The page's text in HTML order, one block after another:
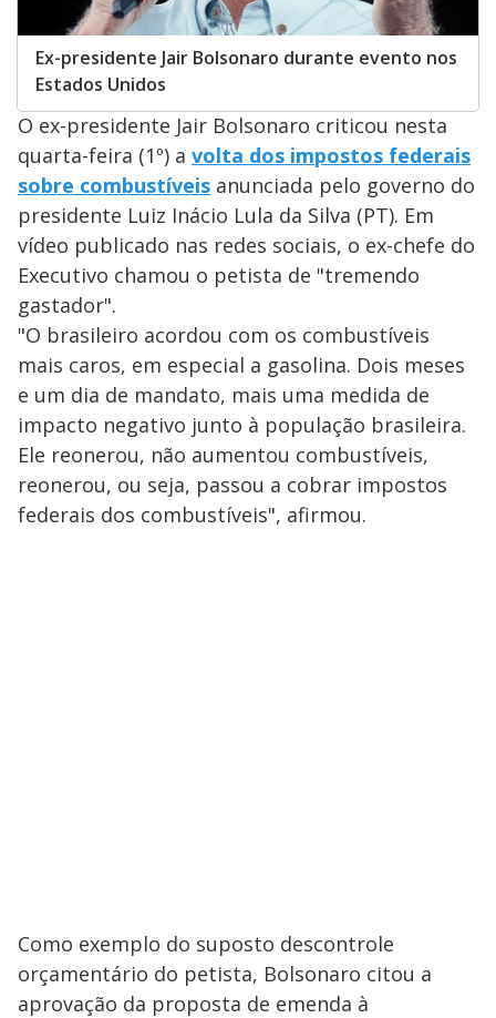
Ex-presidente Jair Bolsonaro durante evento nos
Estados Unidos
O ex-presidente Jair Bolsonaro criticou nesta
quarta-feira (1º) a volta dos impostos federais
sobre combustíveis anunciada pelo governo do
presidente Luiz Inácio Lula da Silva (PT). Em
vídeo publicado nas redes sociais, o ex-chefe do
Executivo chamou o petista de "tremendo
gastador".
"O brasileiro acordou com os combustíveis
mais caros, em especial a gasolina. Dois meses
e um dia de mandato, mais uma medida de
impacto negativo junto à população brasileira.
Ele reonerou, não aumentou combustíveis,
reonerou, ou seja, passou a cobrar impostos
federais dos combustíveis", afirmou.
Como exemplo do suposto descontrole
orçamentário do petista, Bolsonaro citou a
aprovação da proposta de emenda à